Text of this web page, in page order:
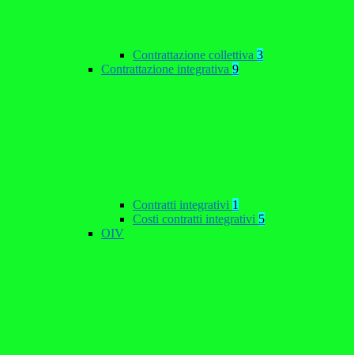
Contrattazione collettiva 3
Contrattazione integrativa 9
Contratti integrativi 1
Costi contratti integrativi 5
OIV